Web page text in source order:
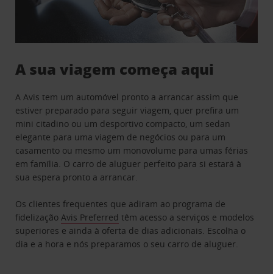
A sua viagem começa aqui
A Avis tem um automóvel pronto a arrancar assim que
estiver preparado para seguir viagem, quer prefira um
mini citadino ou um desportivo compacto, um sedan
elegante para uma viagem de negócios ou para um
casamento ou mesmo um monovolume para umas férias
em família. O carro de aluguer perfeito para si estará à
sua espera pronto a arrancar.
Os clientes frequentes que adiram ao programa de
fidelizaçãoAvis Preferred têm acesso a serviços e modelos
superiores e ainda à oferta de dias adicionais. Escolha o
dia e a hora e nós preparamos o seu carro de aluguer.